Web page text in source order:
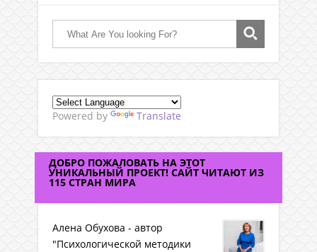
Powered by Translate
ДОБРО ПОЖАЛОВАТЬ НА ЭТОТ
УНИКАЛЬНЫЙ ПРОЕКТ! САЙТ ЧИТАЮТ ИЗ
115 СТРАН МИРА
Алена Обухова - автор
"Психологической методики